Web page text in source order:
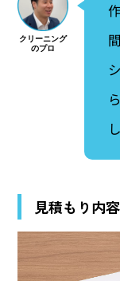
見積もり内